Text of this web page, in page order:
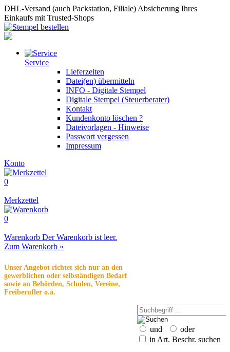
DHL-Versand (auch Packstation, Filiale) Absicherung Ihres
Einkaufs mit Trusted-Shops
Service
Lieferzeiten
Datei(en) übermitteln
INFO - Digitale Stempel
Digitale Stempel (Steuerberater)
Kontakt
Kundenkonto löschen ?
Dateivorlagen - Hinweise
Passwort vergessen
Impressum
Konto
0
Merkzettel
0
Warenkorb Der Warenkorb ist leer.
Zum Warenkorb »
Unser Angebot richtet sich nur an den
gewerblichen oder selbständigen Bedarf
sowie an Behörden, Schulen, Vereine,
Freiberufler o.ä.
und
oder
in Art. Beschr. suchen